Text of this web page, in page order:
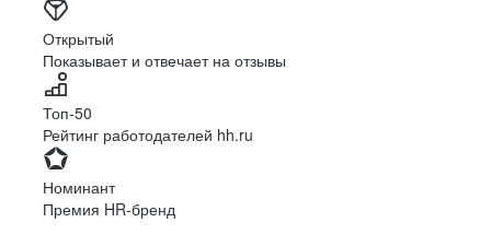
Big Data
Yandex Cloud (AirFlow + Spark +
Hortonworks HDP
№1*
среди лучших
контакт-центров
Открытый
Показывает и отвечает на отзывы
Топ-50
Рейтинг работодателей hh.ru
Номинант
Премия HR-бренд